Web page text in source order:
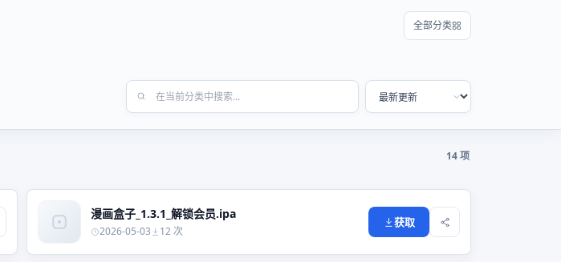
全部分类
14 项
漫画盒子_1.3.1_解锁会员.ipa
2026-05-03 12 次
获取